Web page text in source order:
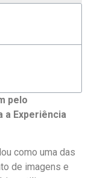
pelo
a Experiência
como uma ⁢das⁢
de imagens e